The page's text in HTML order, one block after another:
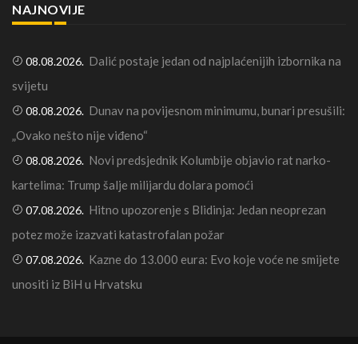
NAJNOVIJE
08.08.2026. Dalić postaje jedan od najplaćenijih izbornika na
svijetu
08.08.2026. Dunav na povijesnom minimumu, bunari presušili:
„Ovako nešto nije viđeno“
08.08.2026. Novi predsjednik Kolumbije objavio rat narko-
kartelima: Trump šalje milijardu dolara pomoći
07.08.2026. Hitno upozorenje s Blidinja: Jedan neoprezan
potez može izazvati katastrofalan požar
07.08.2026. Kazne do 13.000 eura: Evo koje voće ne smijete
unositi iz BiH u Hrvatsku